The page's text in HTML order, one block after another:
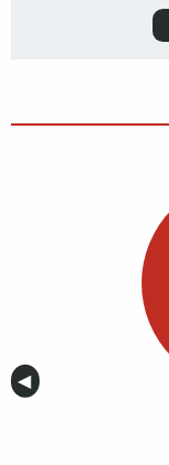
Anterior
◀︎